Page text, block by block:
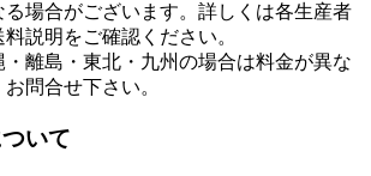
る場合がございます。詳しくは各生産者
説明をご確認ください。
離島・東北・九州の場合は料金が異な
問合せ下さい。
いて